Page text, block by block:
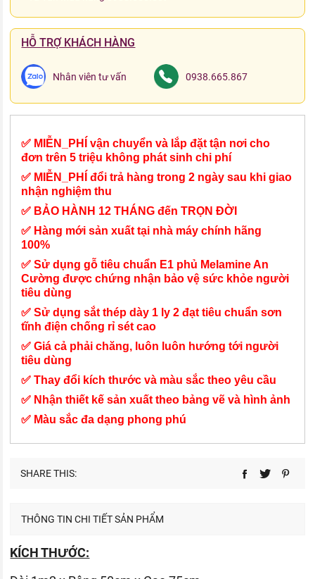
HỖ TRỢ KHÁCH HÀNG
Nhân viên tư vấn 0938.665.867
✅ MIỄN_PHÍ vận chuyển và lắp đặt tận nơi cho
đơn trên 5 triệu không phát sinh chi phí
✅ MIỄN_PHÍ đổi trả hàng trong 2 ngày sau khi giao
nhận nghiệm thu
✅ BẢO HÀNH 12 THÁNG đến TRỌN ĐỜI
✅ Hàng mới sản xuất tại nhà máy chính hãng
100%
✅ Sử dụng gỗ tiêu chuẩn E1 phủ Melamine An
Cường được chứng nhận bảo vệ sức khỏe người
tiêu dùng
✅ Sử dụng sắt thép dày 1 ly 2 đạt tiêu chuẩn sơn
tĩnh điện chống rỉ sét cao
✅ Giá cả phải chăng, luôn luôn hướng tới người
tiêu dùng
✅ Thay đổi kích thước và màu sắc theo yêu cầu
✅ Nhận thiết kế sản xuất theo bảng vẽ và hình ảnh
✅ Màu sắc đa dạng phong phú
SHARE THIS:
THÔNG TIN CHI TIẾT SẢN PHẨM
KÍCH THƯỚC: